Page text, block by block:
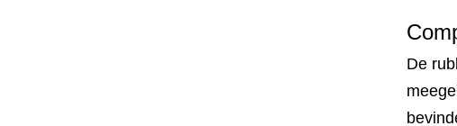
De